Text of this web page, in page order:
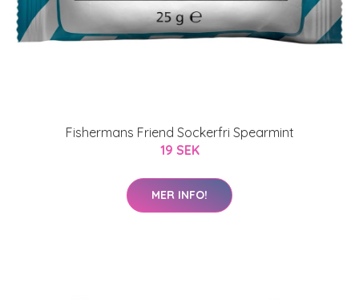
Fishermans Friend Sockerfri Spearmint
19 SEK
MER INFO!